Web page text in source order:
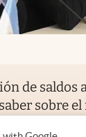
de saldos
sobre